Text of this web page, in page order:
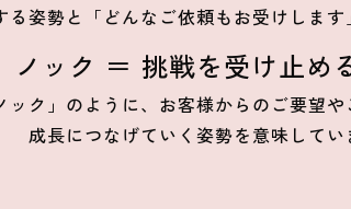
姿勢と「どんなご依頼もお受けします
ノック ＝ 挑戦を受け止め
ック」のように、お客様からのご要望
成長につなげていく姿勢を意味してい